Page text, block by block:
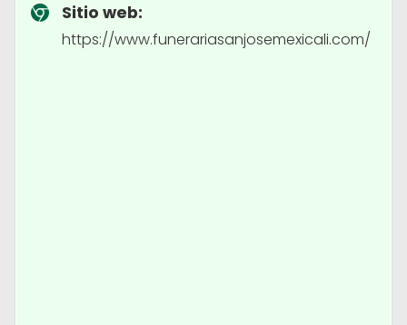
Sitio web:
https://www.funerariasanjosemexicali.com/